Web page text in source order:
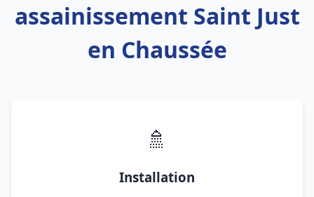
assainissement Saint Just
en Chaussée
🚿
Installation